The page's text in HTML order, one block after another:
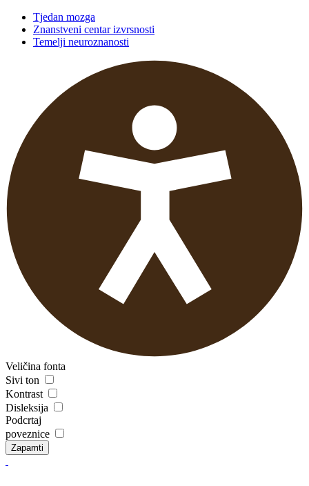
Tjedan mozga
Znanstveni centar izvrsnosti
Temelji neuroznanosti
Veličina fonta
Sivi ton
Kontrast
Disleksija
Podcrtaj
poveznice
Zapamti